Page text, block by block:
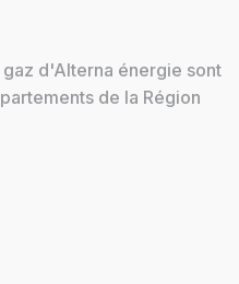
d'Alterna énergie sont
de la Région